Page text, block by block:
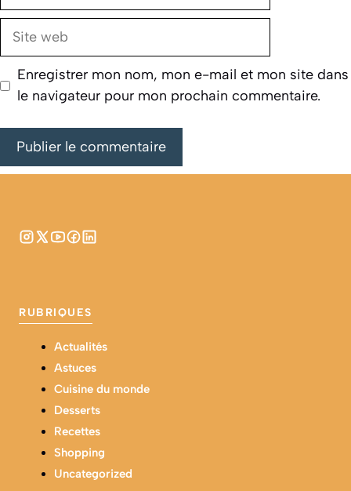
Site
Enregistrer mon nom, mon e-mail et mon site dans
le navigateur pour mon prochain commentaire.
RUBRIQUES
Actualités
Astuces
Cuisine du monde
Desserts
Recettes
Shopping
Uncategorized